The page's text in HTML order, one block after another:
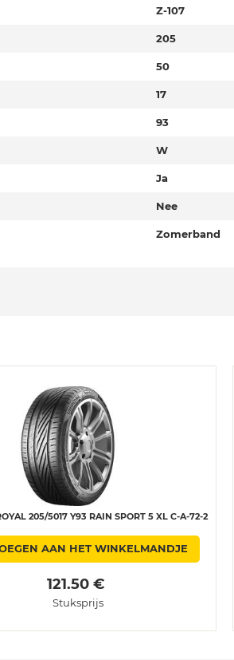
Z-107
205
50
17
93
W
Ja
Nee
Zomerband
205/5017 Y93 RAIN SPORT 5 XL C-A-72-2
AAN HET WINKELMANDJE
121.50 €
Stuksprijs